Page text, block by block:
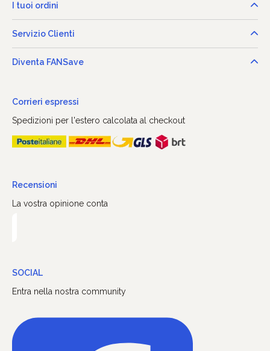
I tuoi ordini
Servizio Clienti
Diventa FANSave
Corrieri espressi
Spedizioni per l'estero calcolata al checkout
Recensioni
La vostra opinione conta
SOCIAL
Entra nella nostra community